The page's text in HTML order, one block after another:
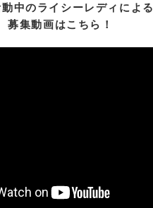
中のライシーレディによる
募集動画はこちら！